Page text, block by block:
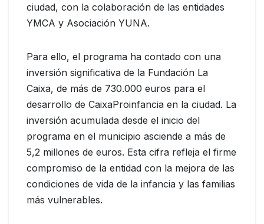
ciudad, con la colaboración de las entidades
YMCA y Asociación YUNA.
Para ello, el programa ha contado con una
inversión significativa de la Fundación La
Caixa, de más de 730.000 euros para el
desarrollo de CaixaProinfancia en la ciudad. La
inversión acumulada desde el inicio del
programa en el municipio asciende a más de
5,2 millones de euros. Esta cifra refleja el firme
compromiso de la entidad con la mejora de las
condiciones de vida de la infancia y las familias
más vulnerables.